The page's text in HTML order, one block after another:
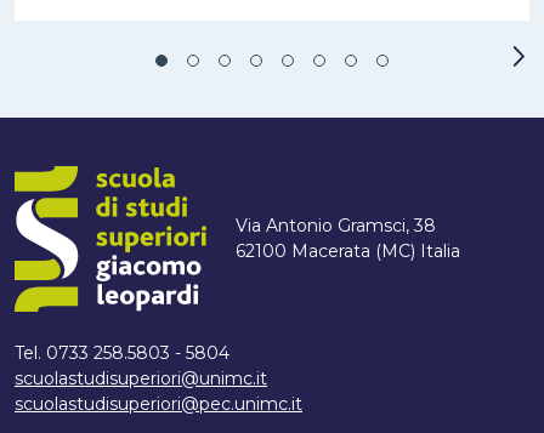
Via Antonio Gramsci, 38
62100 Macerata (MC) Italia
Tel. 0733 258.5803 - 5804
scuolastudisuperiori@unimc.it
scuolastudisuperiori@pec.unimc.it